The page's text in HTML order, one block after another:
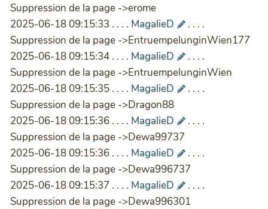
Suppression de la page ->erome
2025-06-18 09:15:33 . . . . MagalieD
. . . .
Suppression de la page ->EntruempelunginWien177
2025-06-18 09:15:34 . . . . MagalieD
. . . .
Suppression de la page ->EntruempelunginWien
2025-06-18 09:15:35 . . . . MagalieD
. . . .
Suppression de la page ->Dragon88
2025-06-18 09:15:36 . . . . MagalieD
. . . .
Suppression de la page ->Dewa99737
2025-06-18 09:15:36 . . . . MagalieD
. . . .
Suppression de la page ->Dewa996737
2025-06-18 09:15:37 . . . . MagalieD
. . . .
Suppression de la page ->Dewa996301